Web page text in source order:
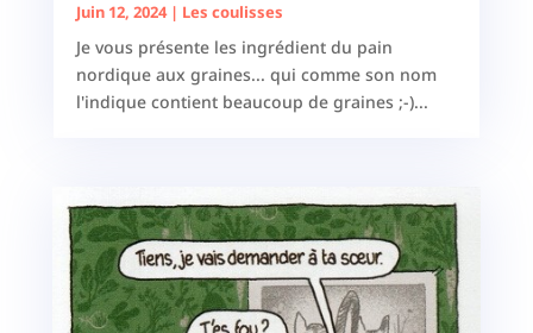
Juin 12, 2024| Les coulisses
Je vous présente les ingrédient du pain
nordique aux graines... qui comme son nom
l'indique contient beaucoup de graines ;-)...